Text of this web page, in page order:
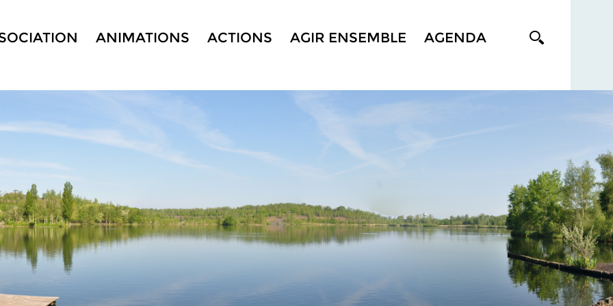
ANIMATIONS ACTIONS AGIR ENSEMBLE AGENDA